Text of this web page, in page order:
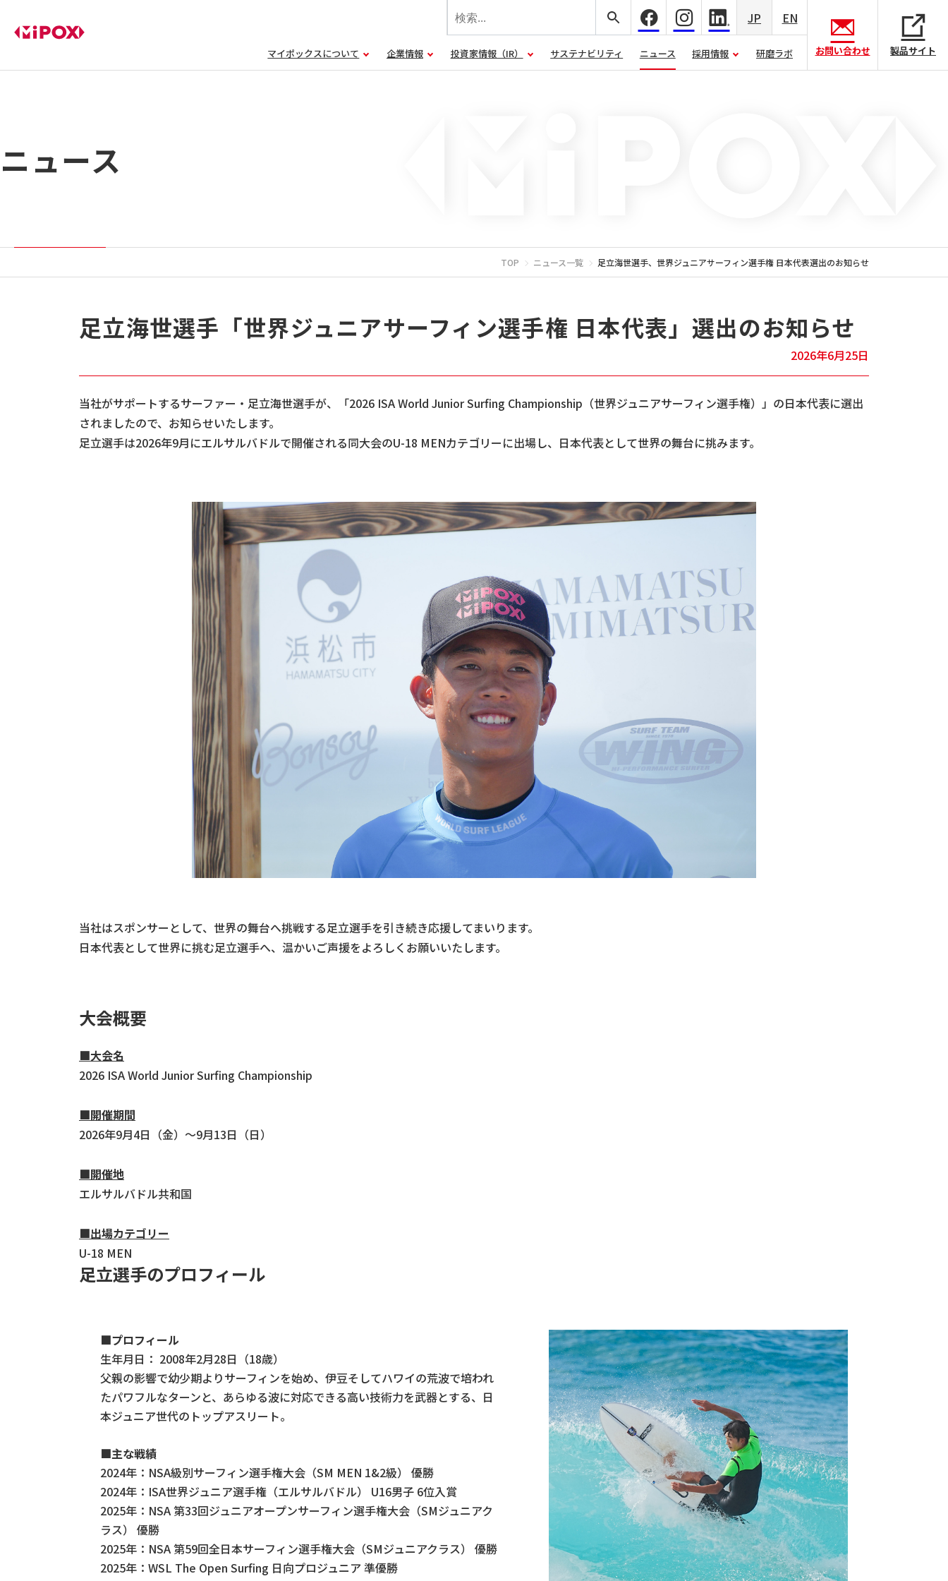
お問い合わせ 製品サイト
マイポックスについて 企業情報 投資家情報（IR） サステナビリティ ニュース 採用情報 研磨ラボ
JP EN
ニュース
TOP ニュース一覧 足立海世選手、世界ジュニアサーフィン選手権 日本代表選出のお知らせ
足立海世選手「世界ジュニアサーフィン選手権 日本代表」選出のお知らせ
2026年6月25日
当社がサポートするサーファー・足立海世選手が、「2026 ISA World Junior Surfing Championship（世界ジュニアサーフィン選手権）」の日本代表に選出
されましたので、お知らせいたします。
足立選手は2026年9月にエルサルバドルで開催される同大会のU-18 MENカテゴリーに出場し、日本代表として世界の舞台に挑みます。
当社はスポンサーとして、世界の舞台へ挑戦する足立選手を引き続き応援してまいります。
日本代表として世界に挑む足立選手へ、温かいご声援をよろしくお願いいたします。
大会概要
■大会名
2026 ISA World Junior Surfing Championship
■開催期間
2026年9月4日（金）～9月13日（日）
■開催地
エルサルバドル共和国
■出場カテゴリー
U-18 MEN
足立選手のプロフィール
■プロフィール
生年月日： 2008年2月28日（18歳）
父親の影響で幼少期よりサーフィンを始め、伊豆そしてハワイの荒波で培われ
たパワフルなターンと、あらゆる波に対応できる高い技術力を武器とする、日
本ジュニア世代のトップアスリート。
■主な戦績
2024年：NSA級別サーフィン選手権大会（SM MEN 1&2級） 優勝
2024年：ISA世界ジュニア選手権（エルサルバドル） U16男子 6位入賞
2025年：NSA 第33回ジュニアオープンサーフィン選手権大会（SMジュニアク
ラス） 優勝
2025年：NSA 第59回全日本サーフィン選手権大会（SMジュニアクラス） 優勝
2025年：WSL The Open Surfing 日向プロジュニア 準優勝